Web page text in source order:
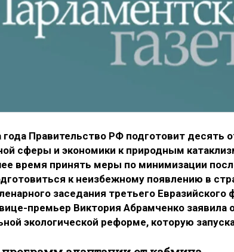
года Правительство РФ подготовит десять
сферы и экономики к природным
время принять меры по минимизации
к неизбежному появлению в
заседания третьего
премьер Виктория Абрамченко
экологической реформе, которую